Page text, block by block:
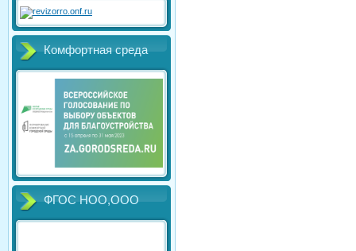
Комфортная среда
ФГОС НОО,ООО